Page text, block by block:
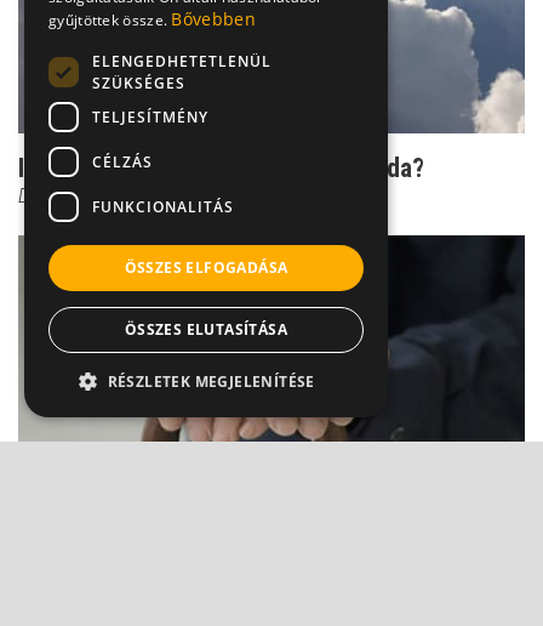
Időjós ízületek: valóság vagy legenda?
Dr. Boross György
gyűjtöttek össze. Bővebben
ELENGEDHETETLENÜL
SZÜKSÉGES
TELJESÍTMÉNY
CÉLZÁS
FUNKCIONALITÁS
ÖSSZES ELFOGADÁSA
ÖSSZES ELUTASÍTÁSA
RÉSZLETEK MEGJELENÍTÉSE